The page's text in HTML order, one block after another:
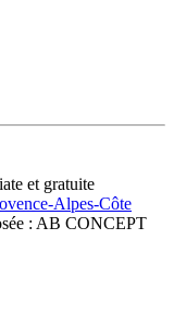
et gratuite
Alpes-Côte
: AB CONCEPT